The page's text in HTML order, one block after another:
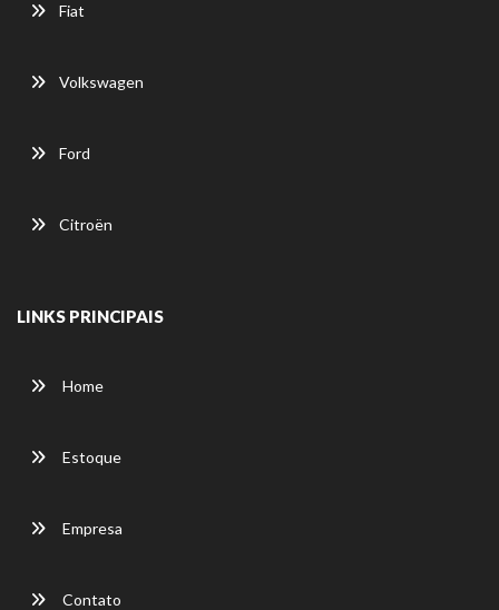
Fiat
Volkswagen
Ford
Citroën
LINKS PRINCIPAIS
Home
Estoque
Empresa
Contato